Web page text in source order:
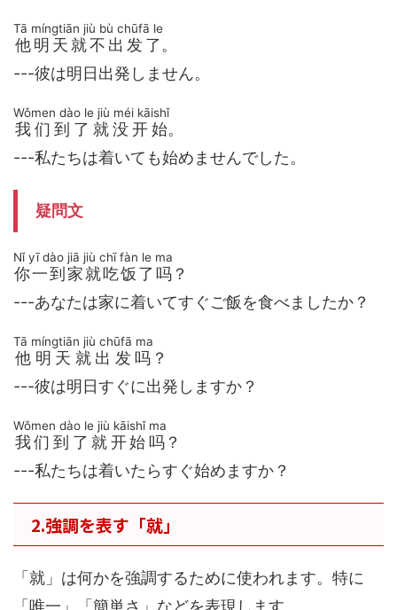
他明天就不出发了
Tā míngtiān jiù bù chūfā le
。
---彼は明日出発しません。
我们到了就没开始
Wǒmen dào le jiù méi kāishǐ
。
---私たちは着いても始めませんでした。
疑問文
你一到家就吃饭了吗
Nǐ yī dào jiā jiù chī fàn le ma
？
---あなたは家に着いてすぐご飯を食べましたか？
他明天就出发吗
Tā míngtiān jiù chūfā ma
？
---彼は明日すぐに出発しますか？
我们到了就开始吗
Wǒmen dào le jiù kāishǐ ma
？
---私たちは着いたらすぐ始めますか？
2.強調を表す「就」
「就」は何かを強調するために使われます。特に
「唯一」「簡単さ」などを表現します。